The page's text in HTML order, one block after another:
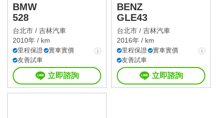
BMW
528
台北市 / 吉林汽車
2010年 / km
里程保證
實車實價
友善試車
立即諮詢
BENZ
GLE43
台北市 / 吉林汽車
2016年 / km
里程保證
實車實價
友善試車
立即諮詢